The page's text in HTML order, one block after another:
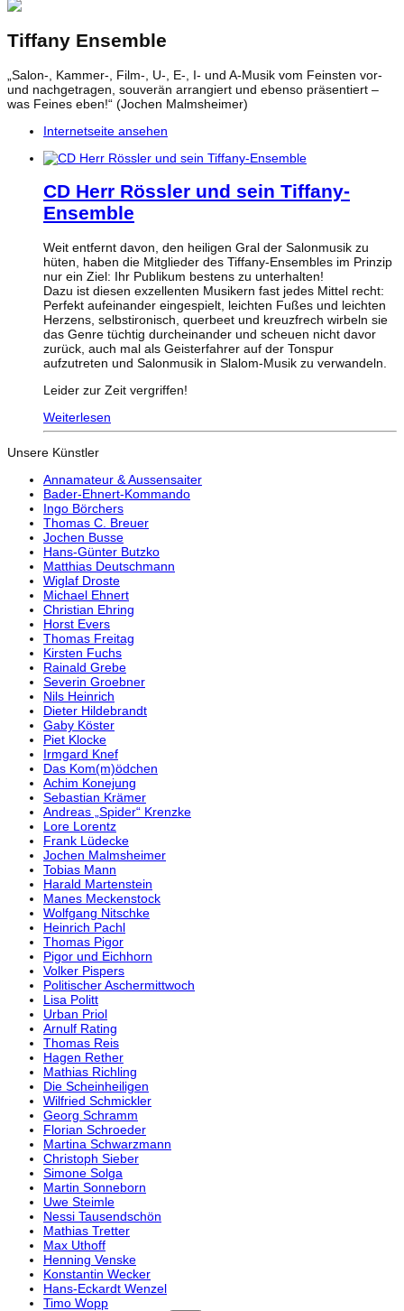
Tiffany Ensemble
„Salon-, Kammer-, Film-, U-, E-, I- und A-Musik vom Feinsten vor-
und nachgetragen, souverän arrangiert und ebenso präsentiert –
was Feines eben!“ (Jochen Malmsheimer)
Internetseite ansehen
CD Herr Rössler und sein Tiffany-
Ensemble
Weit entfernt davon, den heiligen Gral der Salonmusik zu
hüten, haben die Mitglieder des Tiffany-Ensembles im Prinzip
nur ein Ziel: Ihr Publikum bestens zu unterhalten!
Dazu ist diesen exzellenten Musikern fast jedes Mittel recht:
Perfekt aufeinander eingespielt, leichten Fußes und leichten
Herzens, selbstironisch, querbeet und kreuzfrech wirbeln sie
das Genre tüchtig durcheinander und scheuen nicht davor
zurück, auch mal als Geisterfahrer auf der Tonspur
aufzutreten und Salonmusik in Slalom-Musik zu verwandeln.
Leider zur Zeit vergriffen!
Weiterlesen
Unsere Künstler
Annamateur & Aussensaiter
Bader-Ehnert-Kommando
Ingo Börchers
Thomas C. Breuer
Jochen Busse
Hans-Günter Butzko
Matthias Deutschmann
Wiglaf Droste
Michael Ehnert
Christian Ehring
Horst Evers
Thomas Freitag
Kirsten Fuchs
Rainald Grebe
Severin Groebner
Nils Heinrich
Dieter Hildebrandt
Gaby Köster
Piet Klocke
Irmgard Knef
Das Kom(m)ödchen
Achim Konejung
Sebastian Krämer
Andreas „Spider“ Krenzke
Lore Lorentz
Frank Lüdecke
Jochen Malmsheimer
Tobias Mann
Harald Martenstein
Manes Meckenstock
Wolfgang Nitschke
Heinrich Pachl
Thomas Pigor
Pigor und Eichhorn
Volker Pispers
Politischer Aschermittwoch
Lisa Politt
Urban Priol
Arnulf Rating
Thomas Reis
Hagen Rether
Mathias Richling
Die Scheinheiligen
Wilfried Schmickler
Georg Schramm
Florian Schroeder
Martina Schwarzmann
Christoph Sieber
Simone Solga
Martin Sonneborn
Uwe Steimle
Nessi Tausendschön
Mathias Tretter
Max Uthoff
Henning Venske
Konstantin Wecker
Hans-Eckardt Wenzel
Timo Wopp